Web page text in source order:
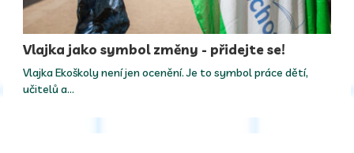
Vlajka jako symbol změny - přidejte se!
Vlajka Ekoškoly není jen ocenění. Je to symbol práce dětí,
učitelů a…